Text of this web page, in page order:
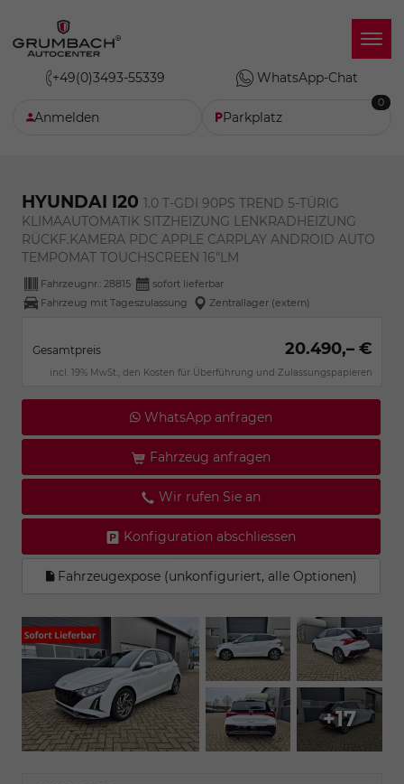
+49(0)3493-55339 WhatsApp-Chat
Anmelden Parkplatz
0
HYUNDAI I20 1.0 T-GDI 90PS TREND 5-TÜRIG
KLIMAAUTOMATIK SITZHEIZUNG LENKRADHEIZUNG
RÜCKF.KAMERA PDC APPLE CARPLAY ANDROID AUTO
TEMPOMAT TOUCHSCREEN 16"LM
Fahrzeugnr.: 28815
sofort lieferbar
Fahrzeug mit Tageszulassung
Zentrallager (extern)
Gesamtpreis 20.490,– €
incl. 19% MwSt., den Kosten für Überführung und Zulassungspapieren
WhatsApp anfragen
Fahrzeug anfragen
Wir rufen Sie an
Konfiguration abschliessen
Fahrzeugexpose (unkonfiguriert, alle Optionen)
+17